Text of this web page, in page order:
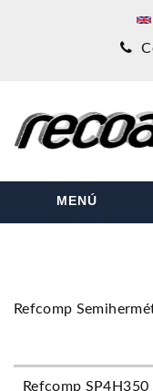
MENÚ
Refcomp
Refcomp SP4H350